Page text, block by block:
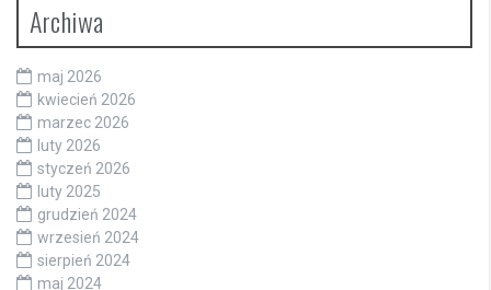
Archiwa
maj 2026
kwiecień 2026
marzec 2026
luty 2026
styczeń 2026
luty 2025
grudzień 2024
wrzesień 2024
sierpień 2024
maj 2024